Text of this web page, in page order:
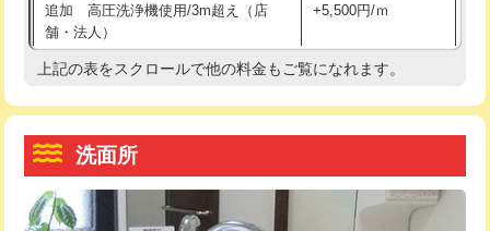
モルタル補修（厚さ10㎝まで） 27,500円
モルタル補修（厚さ10㎝超え） 38,500円
洗面台設置 38,500円
追加人工
廃棄・処分 現場見積
給水管工事※（バンド止め) 3,300円
給水管工事※（支持金具設置) 5,500円
給水管工事※（保温材使用（バンド止
め込み）)
5,500円
給水管工事※（土の掘削・埋め戻し作
業)
11,000円
追加 高圧洗浄機使用/3m超え（店
舗・法人）
+5,500円/ｍ
高度高圧洗浄換 現地調査
トーラー機使用/3mまで
追加トーラー機使用/3m超え +3,300円
上記の表をスクロールで他の料金もご覧になれます。
洗面所